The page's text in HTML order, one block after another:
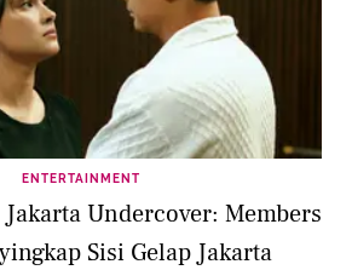
ENTERTAINMENT
Undercover: Members
Sisi Gelap Jakarta